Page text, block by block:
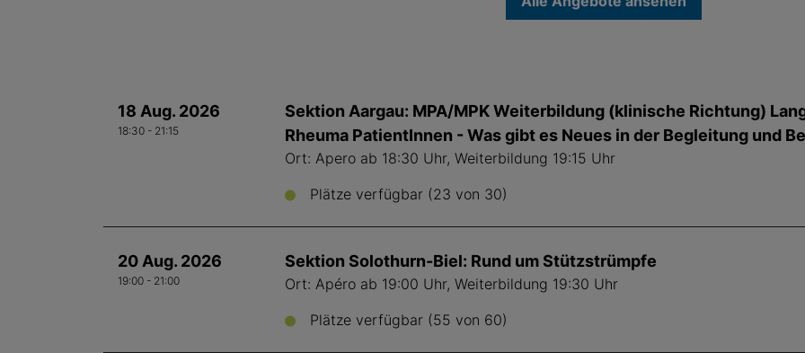
18 Aug. 2026
18:30 - 21:15
Sektion Aargau: MPA/MPK Weiterbildung (klinische Richtung)
Rheuma PatientInnen - Was gibt es Neues in der Begleitung und
Ort: Apero ab 18:30 Uhr, Weiterbildung 19:15 Uhr
Plätze verfügbar (23 von 30)
20 Aug. 2026
19:00 - 21:00
Sektion Solothurn-Biel: Rund um Stützstrümpfe
Ort: Apéro ab 19:00 Uhr, Weiterbildung 19:30 Uhr
Plätze verfügbar (55 von 60)